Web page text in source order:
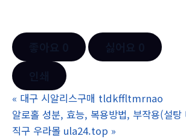
« 대구 시알리스구매 tldkffltmrnao
알로홀 성분, 효능, 복용방법, 부작용(설
직구 우라몰 ula24.top »